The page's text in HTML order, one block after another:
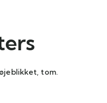
tom.